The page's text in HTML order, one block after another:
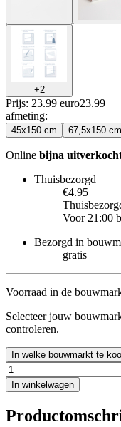
+2
Prijs: 23.99 euro23.99
afmeting:
45x150 cm 67,5x150 cm
Online bijna
Thuisbezorgd
€4.95
Voor 21:00
Bezorgd in
gratis
Voorraad in de
Selecteer jouw
controleren.
In welke bouwmarkt te
In winkelwagen